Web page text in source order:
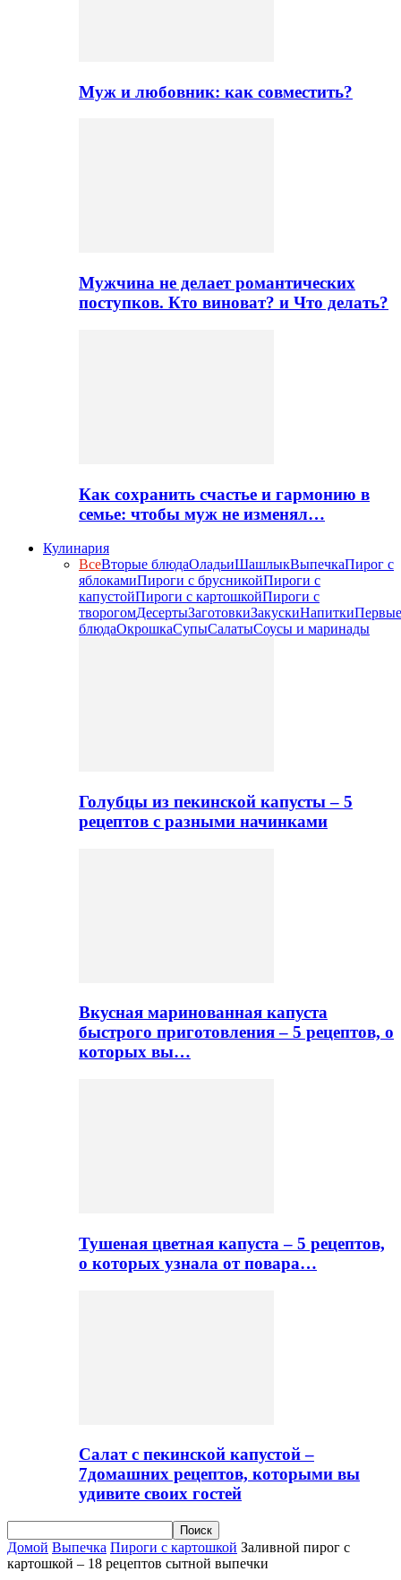
Муж и любовник: как совместить?
Мужчина не делает романтических
поступков. Кто виноват? и Что делать?
Как сохранить счастье и гармонию в
семье: чтобы муж не изменял…
Кулинария
ВсеВторые блюдаОладьиШашлыкВыпечкаПирог с
яблокамиПироги с брусникойПироги с
капустойПироги с картошкойПироги с
творогомДесертыЗаготовкиЗакускиНапиткиПервые
блюдаОкрошкаСупыСалатыСоусы и маринады
Голубцы из пекинской капусты – 5
рецептов с разными начинками
Вкусная маринованная капуста
быстрого приготовления – 5 рецептов, о
которых вы…
Тушеная цветная капуста – 5 рецептов,
о которых узнала от повара…
Салат с пекинской капустой –
7домашних рецептов, которыми вы
удивите своих гостей
Домой Выпечка Пироги с картошкой Заливной пирог с
картошкой – 18 рецептов сытной выпечки